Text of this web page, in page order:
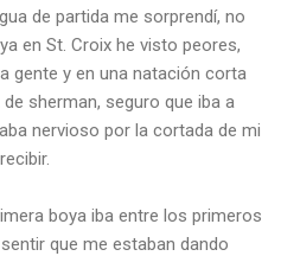
de partida me sorprendí, no
en St. Croix he visto peores,
gente y en una natación corta
sherman, seguro que iba a
nervioso por la cortada de mi
boya iba entre los primeros
que me estaban dando